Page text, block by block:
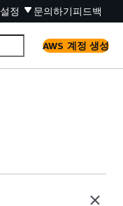
설정 문의하기피드백
AWS 계정 생성